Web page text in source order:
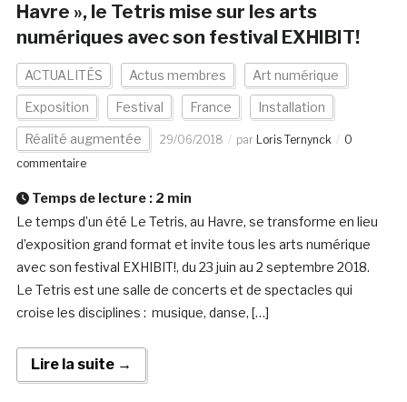
Havre », le Tetris mise sur les arts
numériques avec son festival EXHIBIT!
ACTUALITÉS Actus membres Art numérique
Exposition Festival France Installation
Réalité augmentée 29/06/2018 par Loris Ternynck
0
commentaire
Temps de lecture : 2 min
Le temps d’un été Le Tetris, au Havre, se transforme en lieu
d’exposition grand format et invite tous les arts numérique
avec son festival EXHIBIT!, du 23 juin au 2 septembre 2018.
Le Tetris est une salle de concerts et de spectacles qui
croise les disciplines : musique, danse, […]
Lire la suite →